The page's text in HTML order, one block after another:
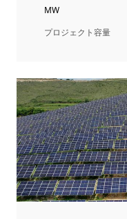
MW
プロジェクト容量